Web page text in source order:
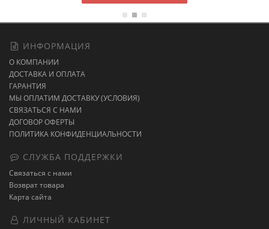
ИНФОРМАЦИЯ
О КОМПАНИИ
ДОСТАВКА И ОПЛАТА
ГАРАНТИЯ
МЫ ОПЛАТИМ ДОСТАВКУ (УСЛОВИЯ)
СВЯЗАТЬСЯ С НАМИ
ДОГОВОР ОФЕРТЫ
ПОЛИТИКА КОНФИДЕНЦИАЛЬНОСТИ
СЛУЖБА ПОДДЕРЖКИ
Связаться с нами
Возврат товара
Карта сайта
ЛИЧНЫЙ КАБИНЕТ